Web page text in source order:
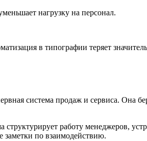
нагрузку на персонал.
в типографии теряет
система продаж и сервиса. Она
работу менеджеров,
заметки по взаимодействию.